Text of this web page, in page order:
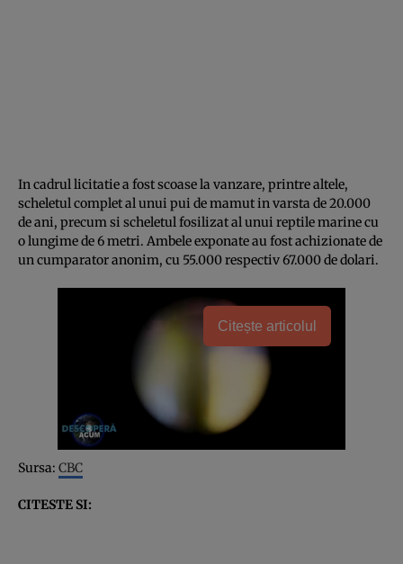
In cadrul licitatie a fost scoase la vanzare, printre altele,
scheletul complet al unui pui de mamut in varsta de 20.000
de ani, precum si scheletul fosilizat al unui reptile marine cu
o lungime de 6 metri. Ambele exponate au fost achizionate de
un cumparator anonim, cu 55.000 respectiv 67.000 de dolari.
Citește articolul
Sursa: CBC
CITESTE SI: